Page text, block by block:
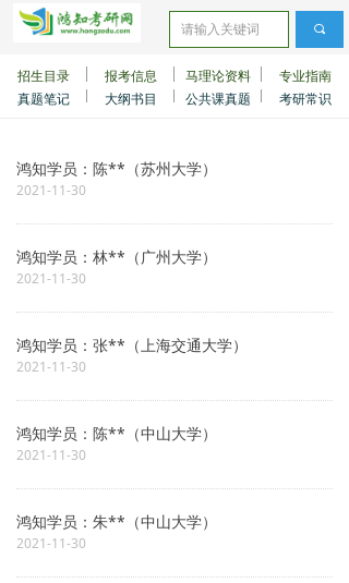
真题笔记 大纲书目 公共课真题 考研常识
招生目录 报考信息 马理论资料 专业指南
끠
鸿知学员：陈**（苏州大学）
2021-11-30
鸿知学员：林**（广州大学）
2021-11-30
鸿知学员：张**（上海交通大学）
2021-11-30
鸿知学员：陈**（中山大学）
2021-11-30
鸿知学员：朱**（中山大学）
2021-11-30